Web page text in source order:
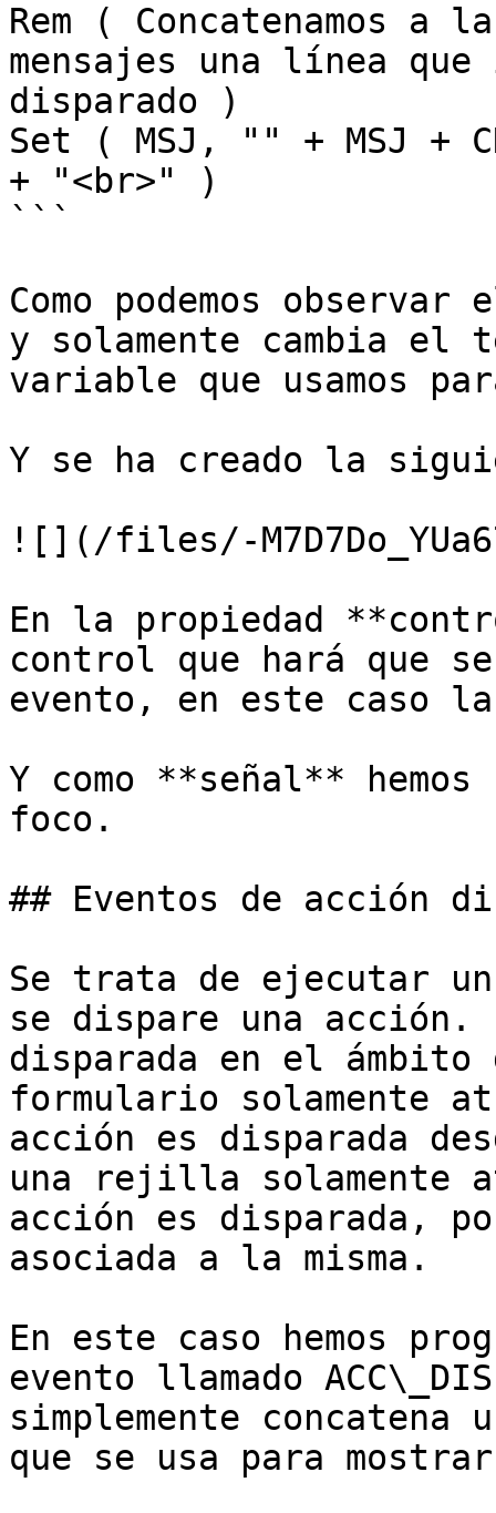
Rem ( Concatenamos
mensajes una línea
disparado )
Set ( MSJ, "" + MSJ +
+ "<br>" )
```
Como podemos
y solamente cambia el
variable que usamos
Y se ha creado la
![](/files/-
En la propiedad
control que hará que
evento, en este caso
Y como **señal**
foco.
## Eventos de acción
Se trata de ejecutar un
se dispare una acción.
disparada en el
formulario solamente
acción es disparada
una rejilla solamente
acción es disparada,
asociada a la misma.
En este caso hemos
evento llamado
simplemente
que se usa para